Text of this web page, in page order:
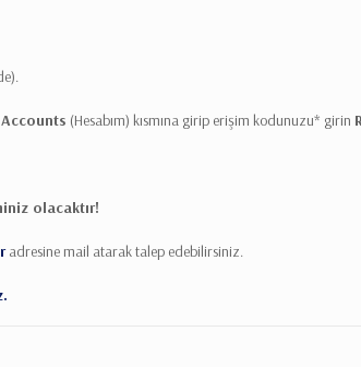
(Hesabım) kısmına girip erişim kodunuzu* girin
olacaktır!
adresine mail atarak talep edebilirsiniz.